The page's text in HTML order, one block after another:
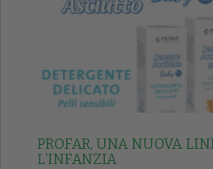
PROFAR, UNA NUOVA
L’INFANZIA